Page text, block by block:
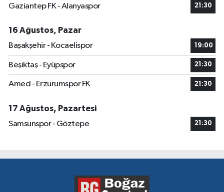
Gaziantep FK - Alanyaspor 21:30
16 Ağustos, Pazar
Başakşehir - Kocaelispor
19:00
Beşiktaş - Eyüpspor 21:30
Amed - Erzurumspor FK 21:30
17 Ağustos, Pazartesi
Samsunspor - Göztepe
21:30